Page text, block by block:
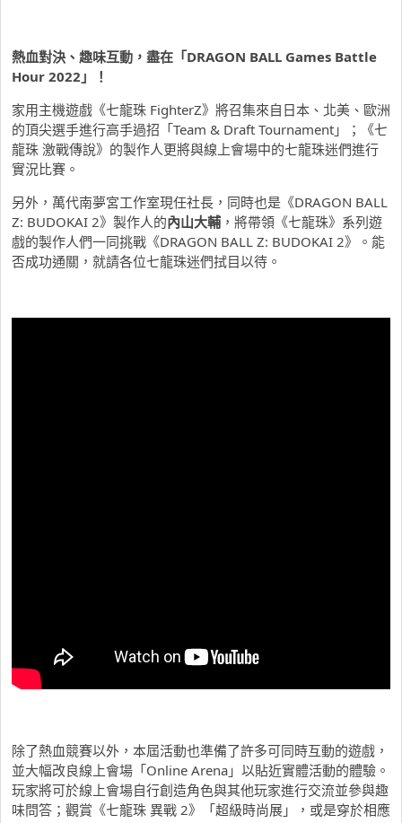
熱血對決、趣味互動，盡在「DRAGON BALL Games Battle
Hour 2022」！
家用主機遊戲《七龍珠 FighterZ》將召集來自日本、北美、歐洲
的頂尖選手進行高手過招「Team & Draft Tournament」；《七
龍珠 激戰傳說》的製作人更將與線上會場中的七龍珠迷們進行
實況比賽。
另外，萬代南夢宮工作室現任社長，同時也是《DRAGON BALL
Z: BUDOKAI 2》製作人的內山大輔 ，將帶領《七龍珠》系列遊
戲的製作人們一同挑戰《DRAGON BALL Z: BUDOKAI 2》。能
否成功通關，就請各位七龍珠迷們拭目以待。
除了熱血競賽以外，本屆活動也準備了許多可同時互動的遊戲，
並大幅改良線上會場「Online Arena」以貼近實體活動的體驗。
玩家將可於線上會場自行創造角色與其他玩家進行交流並參與趣
味問答；觀賞《七龍珠 異戰 2》「超級時尚展」，或是穿於相應